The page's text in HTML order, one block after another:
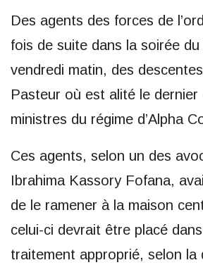
Des agents des forces de
fois de suite dans la soirée
vendredi matin, des
Pasteur où est alité le dernier
ministres du régime d’Alpha
Ces agents, selon un des
Ibrahima Kassory Fofana,
de le ramener à la maison
celui-ci devrait être placé
traitement approprié, selon la